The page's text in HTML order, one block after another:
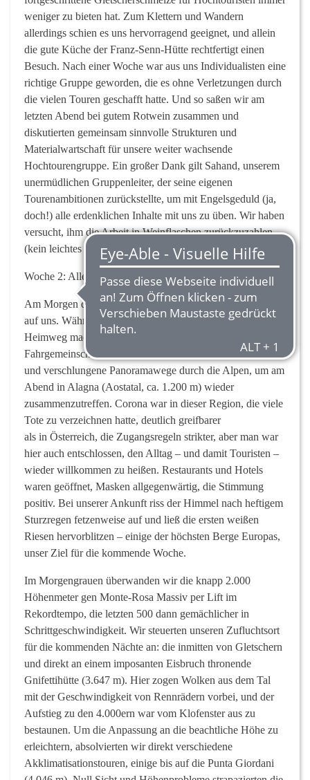
weniger zu bieten hat. Zum Klettern und Wandern
allerdings schien es uns hervorragend geeignet, und allein
die gute Küche der Franz-Senn-Hütte rechtfertigt einen
Besuch. Nach einer Woche war aus uns Individualisten eine
richtige Gruppe geworden, die es ohne Verletzungen durch
die vielen Touren geschafft hatte. Und so saßen wir am
letzten Abend bei gutem Rotwein zusammen und
diskutierten gemeinsam sinnvolle Strukturen und
Materialwartschaft für unsere weiter wachsende
Hochtourengruppe. Ein großer Dank gilt Sahand, unserem
unermüdlichen Gruppenleiter, der seine eigenen
Tourenambitionen zurückstellte, um mit Engelsgeduld (ja,
doch!) alle erdenklichen Inhalte mit uns zu üben. Wir haben
versucht, ihm die Arbeit in Weinflaschen zurückzuzahlen
(kein leichtes Unterfangen :-)). Sahand, du bist ’ne Wucht!
Woche 2: Alle Wege führen zur Gnifettihütte
Am Morgen des 27. Juni wartete der erste große Abschied
auf uns. Während die Hälfte der Gruppe sich auf den
Heimweg machte, fuhren wir anderen zwölf in
Fahrgemeinschaften über Innsbruck, Brenner, Gardasee
und verschlungene Panoramawege durch die Alpen, um am
Abend in Alagna (Aostatal, ca. 1.200 m) wieder
zusammenzutreffen. Corona war in dieser Region, die viele
Tote zu verzeichnen hatte, deutlich greifbarer
als in Österreich, die Zugangsregeln strikter, aber man war
hier auch entschlossen, den Alltag – und damit Touristen –
wieder willkommen zu heißen. Restaurants und Hotels
waren geöffnet, Masken allgegenwärtig, die Stimmung
positiv. Bei unserer Ankunft riss der Himmel nach heftigem
Sturzregen fetzenweise auf und ließ die ersten weißen
Riesen hervorblitzen – einige der höchsten Berge Europas,
unser Ziel für die kommende Woche.
Im Morgengrauen überwanden wir die knapp 2.000
Höhenmeter gen Monte-Rosa Massiv per Lift im
Rekordtempo, die letzten 500 dann gemächlicher in
Schrittgeschwindigkeit. Wir steuerten unseren Zufluchtsort
für die kommenden Nächte an: die inmitten von Gletschern
und direkt an einem imposanten Eisbruch thronende
Gnifettihütte (3.647 m). Hier zogen Wolken aus dem Tal
mit der Geschwindigkeit von Rennrädern vorbei, und der
Aufstieg zu den 4.000ern war vom Klofenster aus zu
bestaunen. Um die Anpassung an die beachtliche Höhe zu
erleichtern, absolvierten wir direkt verschiedene
Akklimatisationstouren, einige bis auf die Punta Giordani